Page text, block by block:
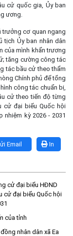
cử quốc gia, Ủy ban
ương.
trưởng cơ quan ngang
tịch Ủy ban nhân dân
của mình khẩn trương
tăng cường công tác
tác bầu cử theo thẩm
Chính phủ để tổng
công tác chuẩn bị,
cử theo tiến độ từng
cử đại biểu Quốc hội
nhiệm kỳ 2026 - 2031
In
Email
cử đại biểu HĐND
cử đại biểu Quốc hội
của tỉnh
nhân dân xã Ea
các mộ chưa
trên địa bàn xã